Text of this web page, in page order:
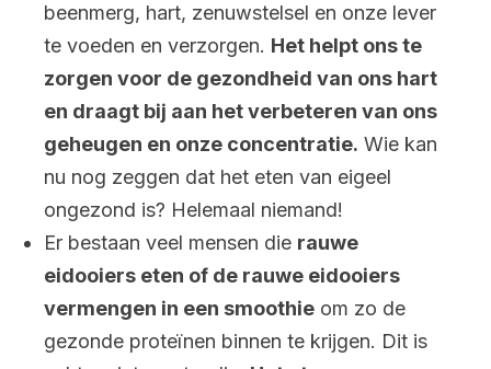
beenmerg, hart, zenuwstelsel en onze lever
te voeden en verzorgen. Het helpt ons te
zorgen voor de gezondheid van ons hart
en draagt bij aan het verbeteren van ons
geheugen en onze concentratie. Wie kan
nu nog zeggen dat het eten van eigeel
ongezond is? Helemaal niemand!
Er bestaan veel mensen die rauwe
eidooiers eten of de rauwe eidooiers
vermengen in een smoothie om zo de
gezonde proteïnen binnen te krijgen. Dit is